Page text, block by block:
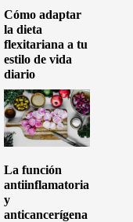
Cómo adaptar
la dieta
flexitariana a tu
estilo de vida
diario
La función
antiinflamatoria
y
anticancerígena